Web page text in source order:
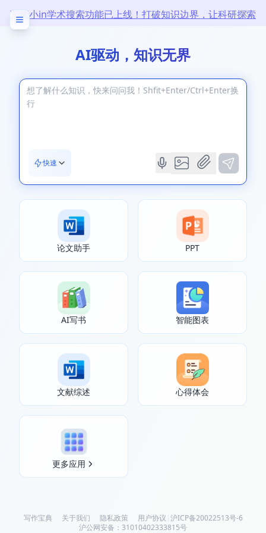
万能小in学术搜索功能已上线！打破知识边界，让科研探索
AI驱动，知识无界
快速
论文助手 PPT
AI写书 智能图表
文献综述 心得体会
更多应用
写作宝典 关于我们 隐私政策 用户协议 沪ICP备20022513号-6
沪公网安备：31010402333815号